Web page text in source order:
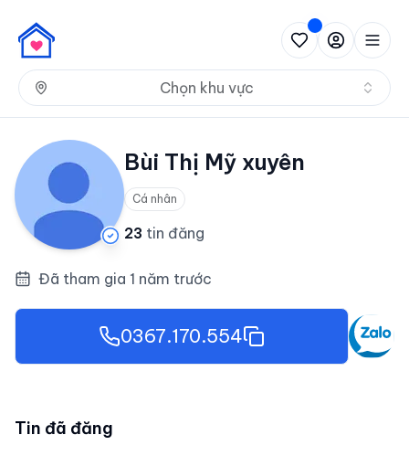
Chọn khu vực
Bùi Thị Mỹ xuyên
Cá nhân
23 tin đăng
Đã tham gia 1 năm trước
0367.170.554
Tin đã đăng